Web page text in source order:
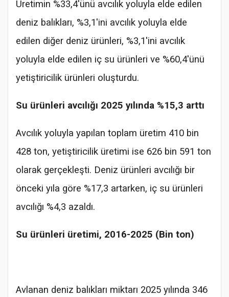
Üretimin %33,4'ünü avcılık yoluyla elde edilen
deniz balıkları, %3,1'ini avcılık yoluyla elde
edilen diğer deniz ürünleri, %3,1'ini avcılık
yoluyla elde edilen iç su ürünleri ve %60,4'ünü
yetiştiricilik ürünleri oluşturdu.
Su ürünleri avcılığı 2025 yılında %15,3 arttı
Avcılık yoluyla yapılan toplam üretim 410 bin
428 ton, yetiştiricilik üretimi ise 626 bin 591 ton
olarak gerçekleşti. Deniz ürünleri avcılığı bir
önceki yıla göre %17,3 artarken, iç su ürünleri
avcılığı %4,3 azaldı.
Su ürünleri üretimi, 2016-2025 (Bin ton)
Avlanan deniz balıkları miktarı 2025 yılında 346